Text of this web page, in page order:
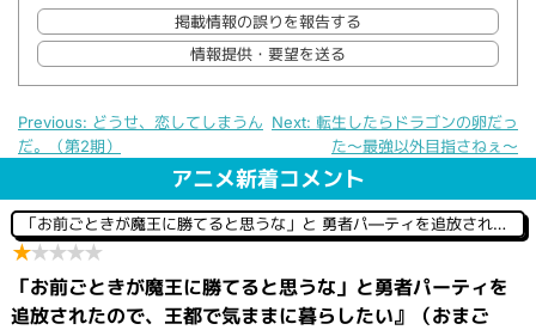
掲載情報の誤りを報告する
情報提供・要望を送る
投
ビ
ゲ
ー
シ
ョ
ン
Previous: どうせ、恋してしまうん
だ。（第2期）
Next: 転生したらドラゴンの卵だっ
た～最強以外目指さねぇ～
アニメ新着コメント
「お前ごときが魔王に勝てると思うな」と 勇者パ―ティを追放されたので、王都で気ままに暮らしたい
★★★★★
「お前ごときが魔王に勝てると思うな」と勇者パーティを
追放されたので、王都で気ままに暮らしたい』（おまご